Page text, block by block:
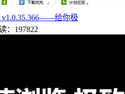
v1.0.35.366——给你极
：197822